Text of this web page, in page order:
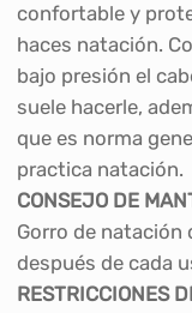
confortable y
haces natación.
bajo presión el
suele hacerle,
que es norma
practica natación.
CONSEJO DE
Gorro de natación
después de cada
RESTRICCIONES